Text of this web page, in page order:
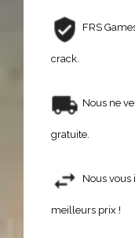
FRS
crack.
Nous ne
gratuite.
Nous
meilleurs prix !